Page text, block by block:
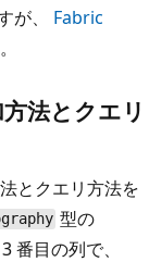
が、 Fabric
法とクエリ
とクエリ方法を
型の
番目の列で、